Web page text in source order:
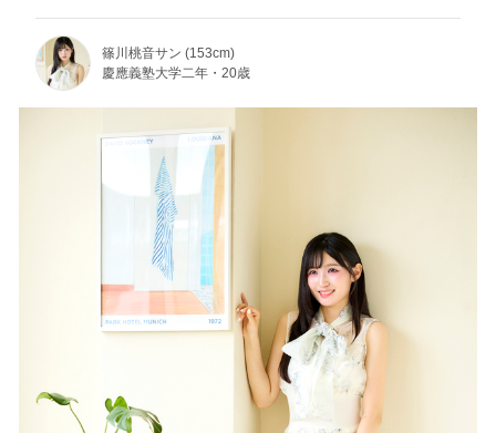
篠川桃音サン (153cm)
慶應義塾大学二年・20歳